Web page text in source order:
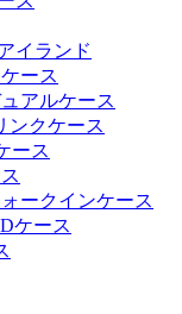
イランド
ース
アルケース
ンクケース
ース
ークインケース
ケース